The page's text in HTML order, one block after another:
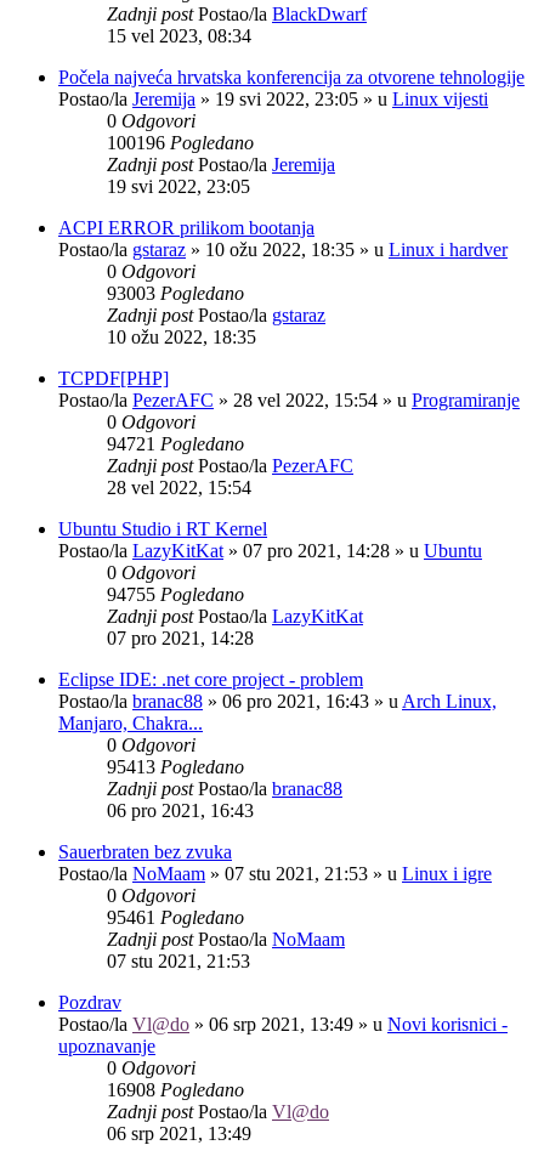
Zadnji postPostao/la BlackDwarf
15 vel 2023, 08:34
Počela najveća hrvatska konferencija za otvorene tehnologije
Postao/la Jeremija » 19 svi 2022, 23:05 » u Linux vijesti
0 Odgovori
100196 Pogledano
Zadnji postPostao/la Jeremija
19 svi 2022, 23:05
ACPI ERROR prilikom bootanja
Postao/la gstaraz » 10 ožu 2022, 18:35 » u Linux i hardver
0 Odgovori
93003 Pogledano
Zadnji postPostao/la gstaraz
10 ožu 2022, 18:35
TCPDF[PHP]
Postao/la PezerAFC » 28 vel 2022, 15:54 » u Programiranje
0 Odgovori
94721 Pogledano
Zadnji postPostao/la PezerAFC
28 vel 2022, 15:54
Ubuntu Studio i RT Kernel
Postao/la LazyKitKat » 07 pro 2021, 14:28 » u Ubuntu
0 Odgovori
94755 Pogledano
Zadnji postPostao/la LazyKitKat
07 pro 2021, 14:28
Eclipse IDE: .net core project - problem
Postao/la branac88 » 06 pro 2021, 16:43 » u Arch Linux,
Manjaro, Chakra...
0 Odgovori
95413 Pogledano
Zadnji postPostao/la branac88
06 pro 2021, 16:43
Sauerbraten bez zvuka
Postao/la NoMaam » 07 stu 2021, 21:53 » u Linux i igre
0 Odgovori
95461 Pogledano
Zadnji postPostao/la NoMaam
07 stu 2021, 21:53
Pozdrav
Postao/la Vl@do » 06 srp 2021, 13:49 » u Novi korisnici -
upoznavanje
0 Odgovori
16908 Pogledano
Zadnji postPostao/la Vl@do
06 srp 2021, 13:49